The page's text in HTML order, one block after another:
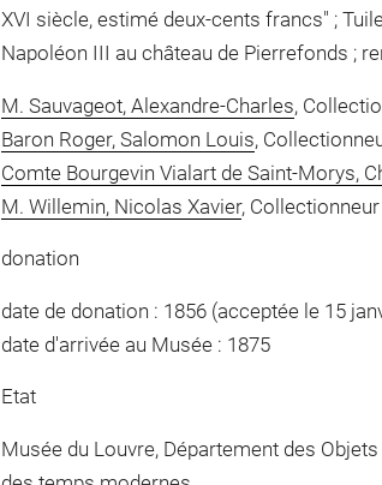
XVI siècle, estimé deux-cents francs" ;
Napoléon III au château de Pierrefonds ;
M. Sauvageot, Alexandre-Charles,
Baron Roger, Salomon Louis,
Comte Bourgevin Vialart de Saint-Morys,
M. Willemin, Nicolas Xavier, Collectionneur
donation
date de donation : 1856 (acceptée le 15
date d'arrivée au Musée : 1875
Etat
Musée du Louvre, Département des